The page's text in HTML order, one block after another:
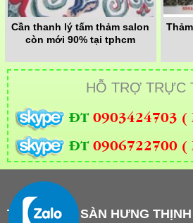
Cần thanh lý tấm thảm salon
còn mới 90% tại tphcm
HỖ TRỢ TRỰC
ĐT 0903424703 (
ĐT 0906722700 (
THẢM TRẢI SÀN HƯNG THỊNH